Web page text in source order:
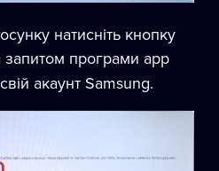
натисніть кнопку
запитом програми app
акаунт Samsung.